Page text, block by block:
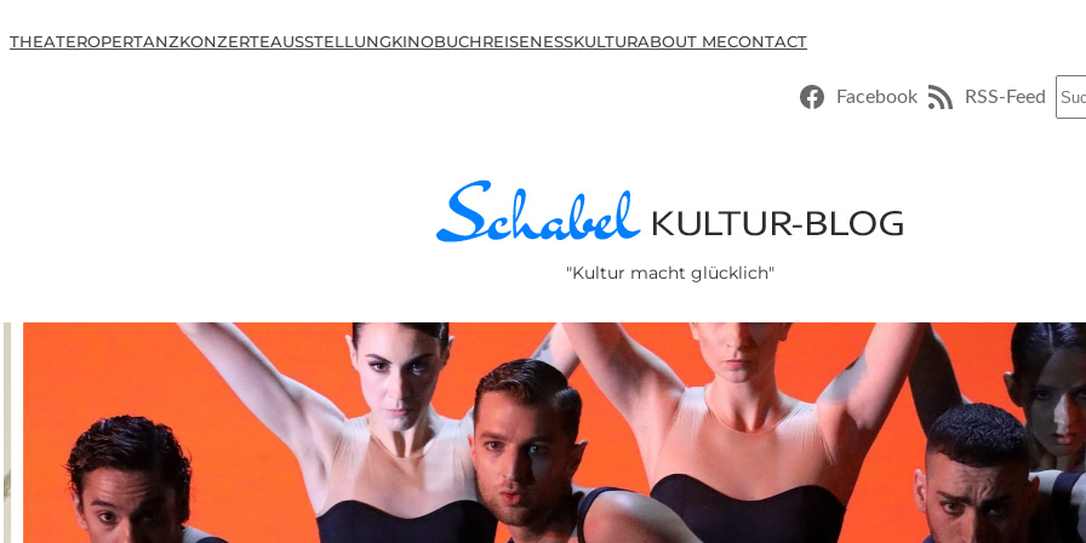
THEATEROPERTANZKONZERTEAUSSTELLUNGKINOBUCHREISENESSKULTURABOUT MECONTACT
Facebook RSS-Feed
"Kultur macht glücklich"